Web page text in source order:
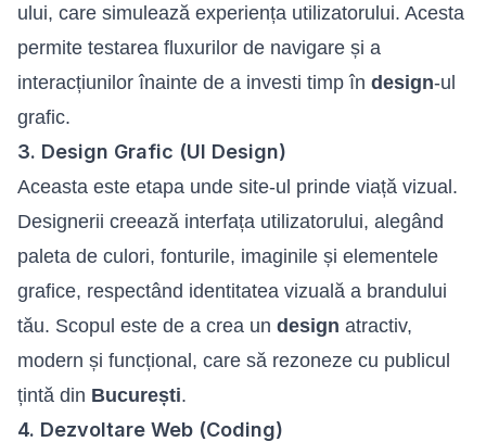
ului, care simulează experiența utilizatorului. Acesta
permite testarea fluxurilor de navigare și a
interacțiunilor înainte de a investi timp în design-ul
grafic.
3. Design Grafic (UI Design)
Aceasta este etapa unde site-ul prinde viață vizual.
Designerii creează interfața utilizatorului, alegând
paleta de culori, fonturile, imaginile și elementele
grafice, respectând identitatea vizuală a brandului
tău. Scopul este de a crea un design atractiv,
modern și funcțional, care să rezoneze cu publicul
țintă din București.
4. Dezvoltare Web (Coding)